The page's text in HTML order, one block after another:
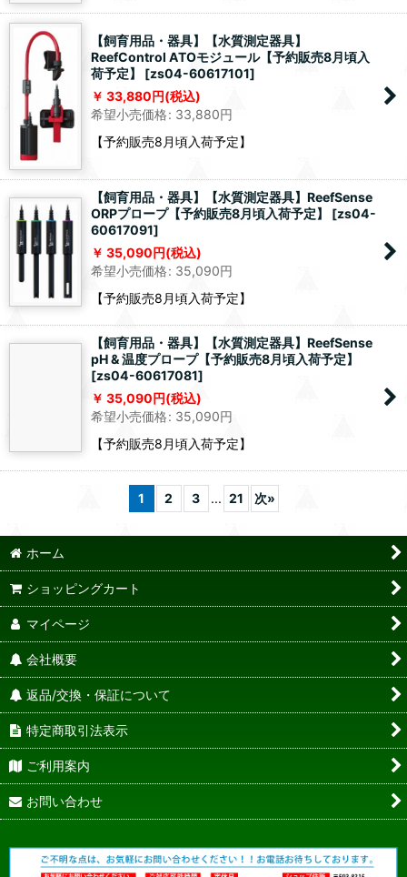
【飼育用品・器具】【水質測定器具】
ReefControl ATOモジュール【予約販売8月頃入
荷予定】
[zs04-60617101]
33,880円(税込)
希望小売価格: 33,880円
【予約販売8月頃入荷予定】
【飼育用品・器具】【水質測定器具】ReefSense
ORPプロープ【予約販売8月頃入荷予定】
[zs04-
60617091]
35,090円(税込)
希望小売価格: 35,090円
【予約販売8月頃入荷予定】
【飼育用品・器具】【水質測定器具】ReefSense
pH & 温度プロープ【予約販売8月頃入荷予定】
[zs04-60617081]
35,090円(税込)
希望小売価格: 35,090円
【予約販売8月頃入荷予定】
1 2 3 ... 21 次»
ホーム
ショッピングカート
マイページ
会社概要
返品/交換・保証について
特定商取引法表示
ご利用案内
お問い合わせ